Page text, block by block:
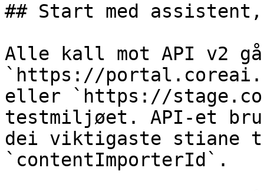
## Start med
Alle kall mot API v2
`https://
eller `https://
testmiljøet. API-et
dei viktigaste stiane
`contentImporterId`.